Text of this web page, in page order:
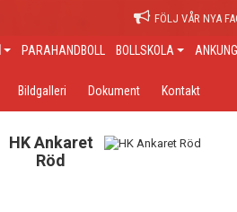
FÖLJ VÅR NYA
PARAHANDBOLL BOLLSKOLA
Bildgalleri Dokument Kontakt
HK Ankaret
Röd